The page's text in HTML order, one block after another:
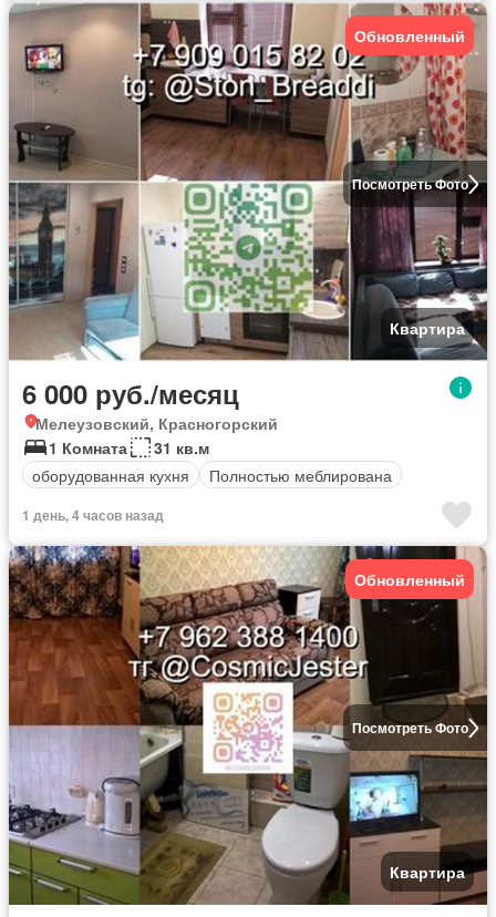
Посмотреть Фото
Обновленный
Квартира
6 000 руб./месяц
Мелеузовский, Красногорский
1 Комната
31 кв.м
оборудованная кухня
Полностью меблирована
1 день, 4 часов назад
Посмотреть Фото
Обновленный
Квартира